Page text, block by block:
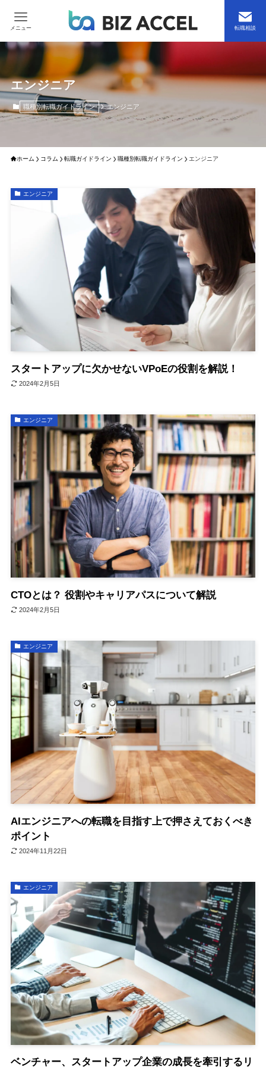
転職相談
メニュー
エンジニア
職種別転職ガイドライン エンジニア
ホーム コラム 転職ガイドライン 職種別転職ガイドライン エンジニア
エンジニア
スタートアップに⽋かせないVPoEの役割を解説！
2024年2月5日
エンジニア
CTOとは？ 役割やキャリアパスについて解説
2024年2月5日
エンジニア
AIエンジニアへの転職を目指す上で押さえておくべき
ポイント
2024年11月22日
エンジニア
ベンチャー、スタートアップ企業の成長を牽引するリ